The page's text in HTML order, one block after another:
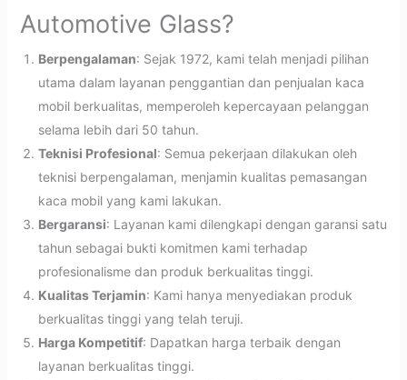
Automotive Glass?
Berpengalaman: Sejak 1972, kami telah menjadi pilihan
utama dalam layanan penggantian dan penjualan kaca
mobil berkualitas, memperoleh kepercayaan pelanggan
selama lebih dari 50 tahun.
Teknisi Profesional: Semua pekerjaan dilakukan oleh
teknisi berpengalaman, menjamin kualitas pemasangan
kaca mobil yang kami lakukan.
Bergaransi: Layanan kami dilengkapi dengan garansi satu
tahun sebagai bukti komitmen kami terhadap
profesionalisme dan produk berkualitas tinggi.
Kualitas Terjamin: Kami hanya menyediakan produk
berkualitas tinggi yang telah teruji.
Harga Kompetitif: Dapatkan harga terbaik dengan
layanan berkualitas tinggi.